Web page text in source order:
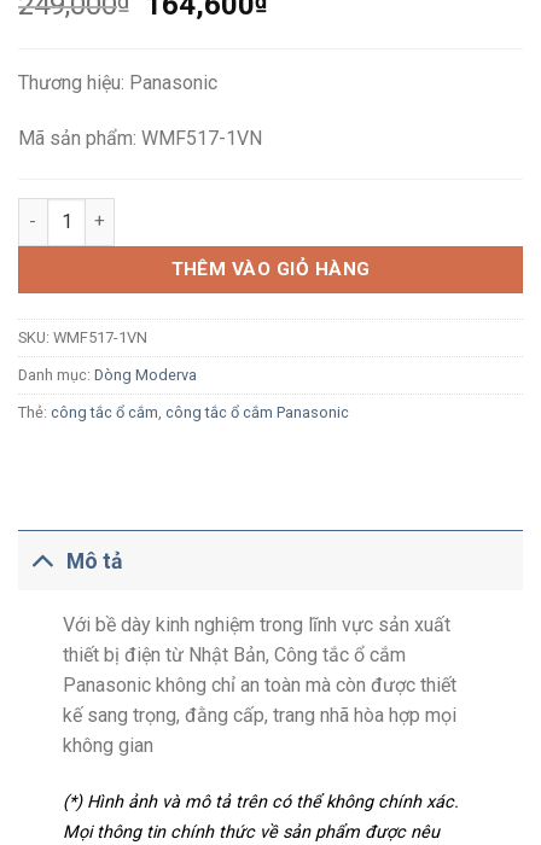
249,000₫.
Thương hiệu: Panasonic
Mã sản phẩm: WMF517-1VN
Công tắc bốn 1 chiều Panasonic Moderva WMF517-1VN màu
THÊM VÀO GIỎ HÀNG
SKU: WMF517-1VN
Danh mục: Dòng Moderva
Thẻ: công tắc ổ cắm công tắc ổ cắm Panasonic
Mô tả
Với bề dày kinh nghiệm trong lĩnh vực sản xuất
thiết bị điện từ Nhật Bản, Công tắc ổ cắm
Panasonic không chỉ an toàn mà còn được thiết
kế sang trọng, đằng cấp, trang nhã hòa hợp mọi
không gian
(*) Hình ảnh và mô tả trên có thể không chính xác.
Mọi thông tin chính thức về sản phẩm được nêu